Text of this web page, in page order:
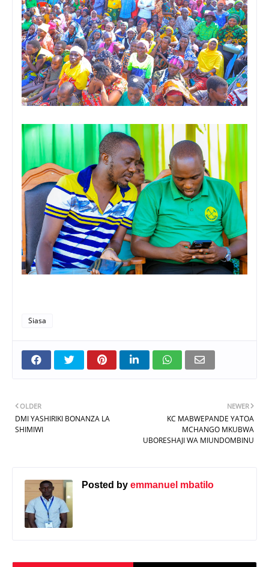
Siasa
NEWER
KC MABWEPANDE YATOA
MCHANGO MKUBWA
UBORESHAJI WA MIUNDOMBINU
OLDER
DMI YASHIRIKI BONANZA LA
SHIMIWI
Posted by emmanuel mbatilo